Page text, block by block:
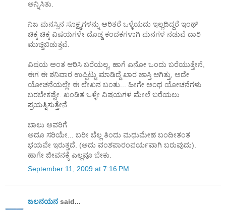
ಅನ್ನಿಸಿತು.
ನಿಜ ಮನಸ್ಸಿನ ಸೂಕ್ಷ್ಮಗಳನ್ನು ಅರಿತರೆ ಒಳ್ಳೆಯದು ಇಲ್ಲದಿದ್ದರೆ ಇಂಥ್
ಚಿಕ್ಕ ಚಿಕ್ಕ ವಿಷಯಗಳೇ ದೊಡ್ಡ ಕಂದಕಗಳಾಗಿ ಮನಗಳ ನಡುವೆ ದಾರಿ
ಮುಚ್ಚಿಬಿಡುತ್ತವೆ.
ವಿಷಯ ಅಂತ ಆರಿಸಿ ಬರೆಯಲ್ಲ, ಹಾಗೆ ಎನೋ ಒಂದು ಬರೆಯುತ್ತೇನೆ,
ಈಗ ಈ ಶನಿವಾರ ಉಪ್ಪಿಟ್ಟು ಮಾಡಿದ್ದೆ ಖಾರ ಜಾಸ್ತಿ ಆಗಿತ್ತು, ಅದೇ
ಯೋಚನೆಯಲ್ಲೇ ಈ ಲೇಖನ ಬಂತು... ಹೀಗೇ ಅಂಥ ಯೋಚನೆಗಳು
ಬರಬೇಕಷ್ಟೇ. ಖಂಡಿತ ಒಳ್ಳೇ ವಿಷಯಗಳ ಮೇಲೆ ಬರೆಯಲು
ಪ್ರಯತ್ನಿಸುತ್ತೇನೆ.
ಬಾಲು ಅವರಿಗೆ
ಅದೂ ಸರಿಯೇ... ಬರೀ ಬೆಲ್ಲ ತಿಂದು ಮಧುಮೇಹ ಬಂದೀತಂತ
ಭಯವೇ ಇರುತ್ತದೆ. (ಅದು ವಂಶಪಾರಂಪರ್ಯವಾಗಿ ಬರುವುದು).
ಹಾಗೇ ಜೀವನಕ್ಕೆ ಎಲ್ಲವೂ ಬೇಕು.
September 11, 2009 at 7:16 PM
ಜಲನಯನ said...